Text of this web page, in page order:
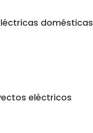
domésticas
eléctricos